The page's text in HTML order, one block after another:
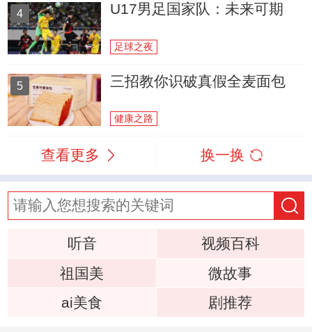
4 U17男足国家队：未来可期
足球之夜
5 三招教你识破真假全麦面包
健康之路
查看更多 换一换
听音
视频百科
祖国美
微故事
ai美食
剧推荐